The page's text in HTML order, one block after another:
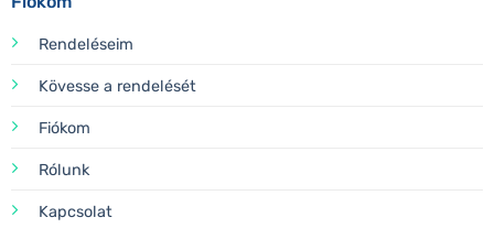
Rendeléseim
Kövesse a rendelését
Fiókom
Rólunk
Kapcsolat